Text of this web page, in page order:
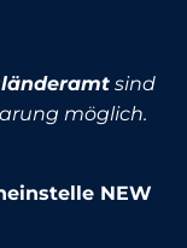
sind
möglich.
NEW